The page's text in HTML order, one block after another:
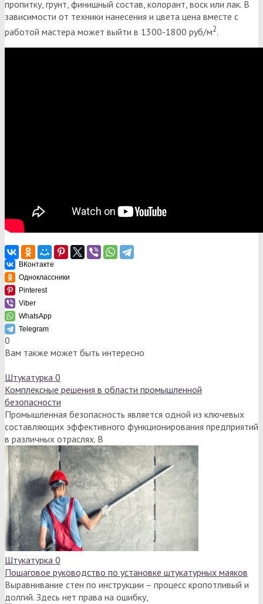
пропитку, грунт, финишный состав, колорант, воск или лак. В
зависимости от техники нанесения и цвета цена вместе с
работой мастера может выйти в 1300-1800 руб/м2.
ВКонтакте
Одноклассники
Pinterest
Viber
WhatsApp
Telegram
0
Вам также может быть интересно
Штукатурка 0
Комплексные решения в области промышленной
безопасности
Промышленная безопасность является одной из ключевых
составляющих эффективного функционирования предприятий
в различных отраслях. В
Штукатурка 0
Пошаговое руководство по установке штукатурных маяков
Выравнивание стен по инструкции – процесс кропотливый и
долгий. Здесь нет права на ошибку,